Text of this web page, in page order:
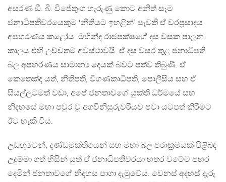
අසරණ ඞී. බී. විජේතුංග හැරුණු කොට අනිත් සෑම
ජනාධිපතිවරයෙකුම ‘නීතියට ඉහළින්’ පැවති ඒ වරප‍්‍රසාදය
අපහරණය කළෝය. මහින්ද රාජපක්ෂගේ දස වසක පාලන
කාලය එහි උච්චතම අවස්ථාවයි. ඒ දස වසර තුළ ජනාධිපති
බල අපහරණය සාමාන්‍ය දෙයක් බවට පත්ව තිබුණි. ඒ
කෙතෙක්ද යත්, නීතිපති, විගණකාධිපති, පොලීසිය සහ ඒ
සියල්ලටමත් වඩා, අපේ ජනතාවගේ යුක්ති ධර්මයේ සහ
නිදහසේ මහා පවුර වූ අගවිනිසුරුවරියව පවා යටපත් කිරීමට
ඊට හැකි විය.
උඩඟුවෙන්, දණ්ඩමුක්තියෙන් සහ මහා බල පරාක‍්‍රමයක් පිළිබඳ
උදුම්මා ගත් හිසින් යුත් ඒ ජනාධිපතිවරයා හතර වටේට පහර
දෙමින් ජනතාවගේ නිදහස පාගා දැමුවේය. වෙනස් අදහස් දැරූ